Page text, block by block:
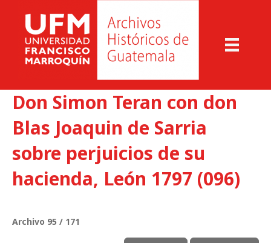
Don Simon Teran con don
Blas Joaquin de Sarria
sobre perjuicios de su
hacienda, León 1797 (096)
Archivo 95 / 171